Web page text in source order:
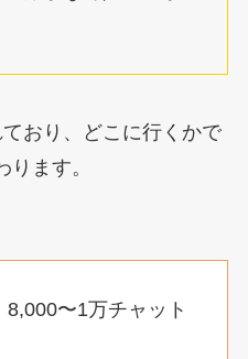
おり、どこに行くかで
ます。
〜1万チャット